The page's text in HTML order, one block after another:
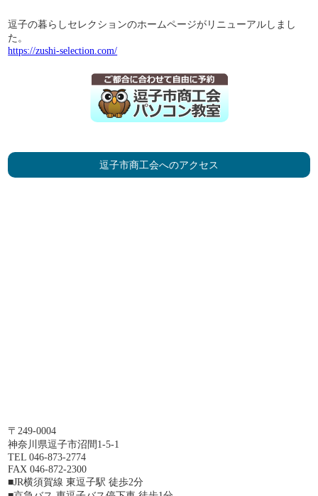
逗子の暮らしセレクションのホームページがリニューアルしまし
た。
https://zushi-selection.com/
逗子市商工会へのアクセス
〒249-0004
神奈川県逗子市沼間1-5-1
TEL 046-873-2774
FAX 046-872-2300
■JR横須賀線 東逗子駅 徒歩2分